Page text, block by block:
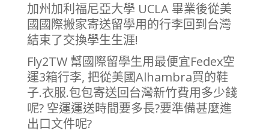
加州加利福尼亞大學 UCLA 畢業後從美
國國際搬家寄送留學用的行李回到台灣
結束了交換學生生涯!
Fly2TW 幫國際留學生用最便宜Fedex空
運3箱行李, 把從美國Alhambra買的鞋
子.衣服.包包寄送回台灣新竹費用多少錢
呢? 空運運送時間要多長?要準備甚麼進
出口文件呢?